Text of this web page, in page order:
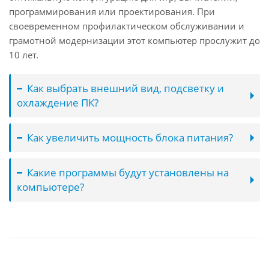
программирования или проектирования. При
своевременном профилактическом обслуживании и
грамотной модернизации этот компьютер прослужит до
10 лет.
Как выбрать внешний вид, подсветку и
охлаждение ПК?
Как увеличить мощность блока питания?
Какие программы будут установлены на
компьютере?